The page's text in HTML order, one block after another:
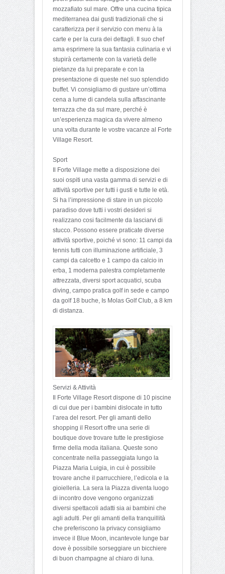
mozzafiato sul mare. Offre una cucina tipica
mediterranea dai gusti tradizionali che si
caratterizza per il servizio con menu à la
carte e per la cura dei dettagli. Il suo chef
ama esprimere la sua fantasia culinaria e vi
stupirà certamente con la varietà delle
pietanze da lui preparate e con la
presentazione di queste nel suo splendido
buffet. Vi consigliamo di gustare un’ottima
cena a lume di candela sulla affascinante
terrazza che da sul mare, perché è
un’esperienza magica da vivere almeno
una volta durante le vostre vacanze al Forte
Village Resort.
Sport
Il Forte Village mette a disposizione dei
suoi ospiti una vasta gamma di servizi e di
attività sportive per tutti i gusti e tutte le età.
Si ha l’impressione di stare in un piccolo
paradiso dove tutti i vostri desideri si
realizzano cosi facilmente da lasciarvi di
stucco. Possono essere praticate diverse
attività sportive, poiché vi sono: 11 campi da
tennis tutti con illuminazione artificiale, 3
campi da calcetto e 1 campo da calcio in
erba, 1 moderna palestra completamente
attrezzata, diversi sport acquatici, scuba
diving, campo pratica golf in sede e campo
da golf 18 buche, Is Molas Golf Club, a 8 km
di distanza.
Servizi & Attività
Il Forte Village Resort dispone di 10 piscine
di cui due per i bambini dislocate in tutto
l’area del resort. Per gli amanti dello
shopping il Resort offre una serie di
boutique dove trovare tutte le prestigiose
firme della moda italiana. Queste sono
concentrate nella passeggiata lungo la
Piazza Maria Luigia, in cui è possibile
trovare anche il parrucchiere, l’edicola e la
gioielleria. La sera la Piazza diventa luogo
di incontro dove vengono organizzati
diversi spettacoli adatti sia ai bambini che
agli adulti. Per gli amanti della tranquillità
che preferiscono la privacy consigliamo
invece il Blue Moon, incantevole lunge bar
dove è possibile sorseggiare un bicchiere
di buon champagne al chiaro di luna.